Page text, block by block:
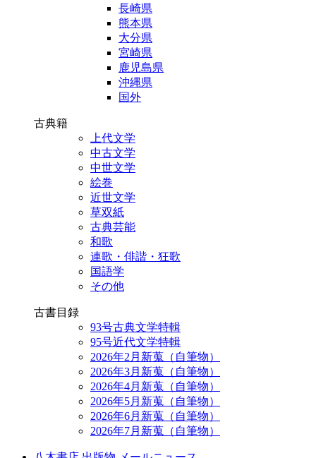
長崎県
熊本県
大分県
宮崎県
鹿児島県
沖縄県
国外
古典籍
上代文学
中古文学
中世文学
絵巻
近世文学
草双紙
古典芸能
和歌
連歌・俳諧・狂歌
国語学
その他
古書目録
93号古典文学特輯
95号近代文学特輯
2026年2月新蒐（自筆物）
2026年3月新蒐（自筆物）
2026年4月新蒐（自筆物）
2026年5月新蒐（自筆物）
2026年6月新蒐（自筆物）
2026年7月新蒐（自筆物）